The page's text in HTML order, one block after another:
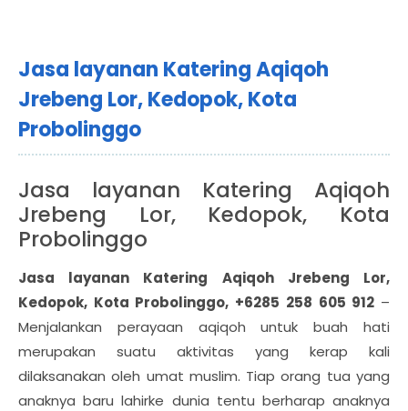
Jasa layanan Katering Aqiqoh
Jrebeng Lor, Kedopok, Kota
Probolinggo
Jasa layanan Katering Aqiqoh
Jrebeng Lor, Kedopok, Kota
Probolinggo
Jasa layanan Katering Aqiqoh Jrebeng Lor,
Kedopok, Kota Probolinggo, +6285 258 605 912 –
Menjalankan perayaan aqiqoh untuk buah hati
merupakan suatu aktivitas yang kerap kali
dilaksanakan oleh umat muslim. Tiap orang tua yang
anaknya baru lahirke dunia tentu berharap anaknya